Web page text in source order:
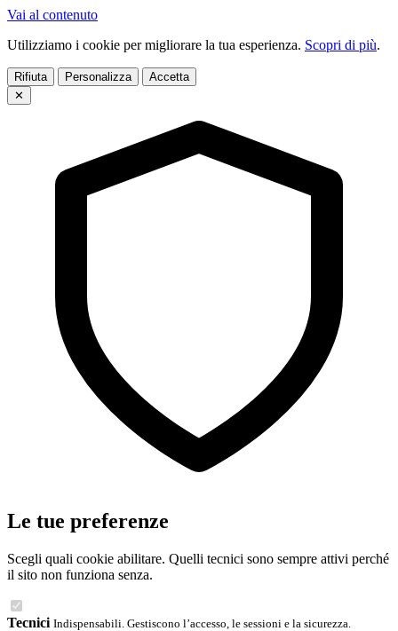
Vai al contenuto
Utilizziamo i cookie per migliorare la tua esperienza. Scopri di più.
Rifiuta Personalizza
Accetta
✕
Le tue preferenze
Scegli quali cookie abilitare. Quelli tecnici sono sempre attivi perché
il sito non funziona senza.
Tecnici Indispensabili. Gestiscono l’accesso, le sessioni e la sicurezza.